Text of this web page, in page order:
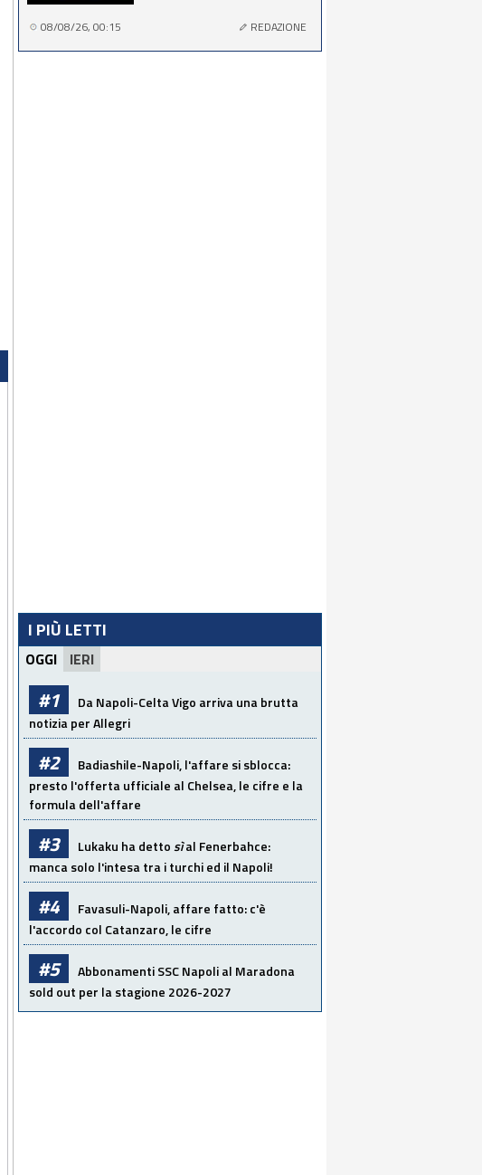
08/08/26, 00:15 REDAZIONE
I PIÙ LETTI
OGGI IERI
#1
Da Napoli-Celta Vigo arriva una brutta
notizia per Allegri
#2
Badiashile-Napoli, l'affare si sblocca:
presto l'offerta ufficiale al Chelsea, le cifre e la
formula dell'affare
#3 Lukaku ha dettosìal Fenerbahce:
manca solo l'intesa tra i turchi ed il Napoli!
#4
Favasuli-Napoli, affare fatto: c'è
l'accordo col Catanzaro, le cifre
#5
Abbonamenti SSC Napoli al Maradona
sold out per la stagione 2026-2027